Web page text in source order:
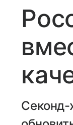
Секонд-